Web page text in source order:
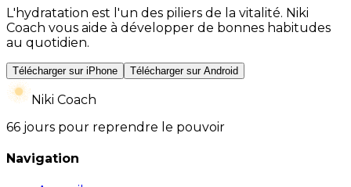
L'hydratation est l'un des piliers de la vitalité. Niki
Coach vous aide à développer de bonnes habitudes
au quotidien.
Télécharger sur iPhone Télécharger sur Android
Niki Coach
66 jours pour reprendre le pouvoir
Navigation